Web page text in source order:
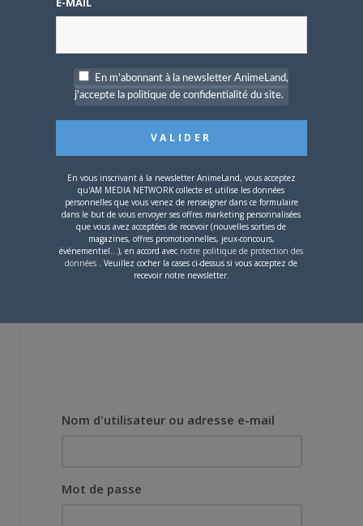
Digimon en préparation
pour 2027
0
Lors des prémices du
projet, il était déjà
demandé de suivre au
mieux le manga
originel.»
vous connecter pour laisser un
Nom d'utilisateur ou adresse e-mail
Mot de passe
En m'abonnant à la newsletter AnimeLand,
j'accepte la politique de confidentialité du site.
En vous inscrivant à la newsletter AnimeLand, vous acceptez
qu'AM MEDIA NETWORK collecte et utilise les données
personnelles que vous venez de renseigner dans ce formulaire
dans le but de vous envoyer ses offres marketing personnalisées
que vous avez acceptées de recevoir (nouvelles sorties de
magazines, offres promotionnelles, jeux-concours,
événementiel...), en accord avec notre politique de protection des
données . Veuillez cocher la cases ci-dessus si vous acceptez de
recevoir notre newsletter.